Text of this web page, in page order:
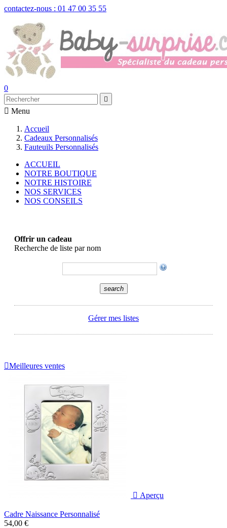
contactez-nous : 01 47 00 35 55
0

 Menu
Accueil
Cadeaux Personnalisés
Fauteuils Personnalisés
ACCUEIL
NOTRE BOUTIQUE
NOTRE HISTOIRE
NOS SERVICES
NOS CONSEILS
Offrir un cadeau
Recherche de liste par nom
search
Gérer mes listes
Meilleures ventes
 Aperçu
Cadre Naissance Personnalisé
54,00 €